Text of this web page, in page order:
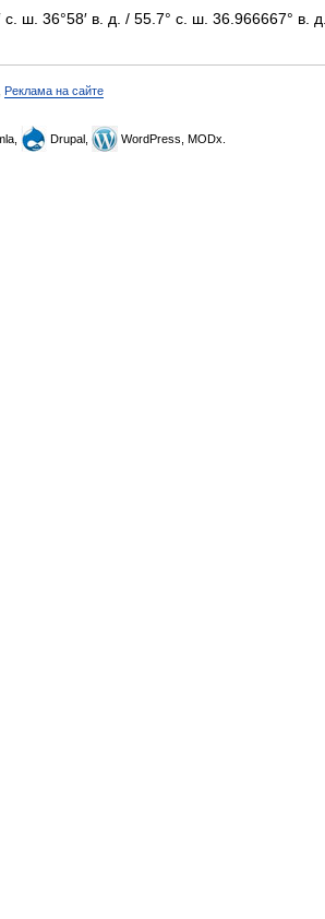
с. ш. 36°58′ в. д. / 55.7° с. ш. 36.966667°
Реклама на сайте
Drupal, WordPress, MODx.